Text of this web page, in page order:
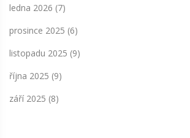
ledna 2026 (7)
prosince 2025 (6)
listopadu 2025 (9)
října 2025 (9)
září 2025 (8)